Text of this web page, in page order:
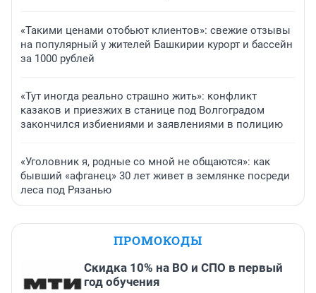
«Такими ценами отобьют клиентов»: свежие отзывы
на популярный у жителей Башкирии курорт и бассейн
за 1000 рублей
«Тут иногда реально страшно жить»: конфликт
казаков и приезжих в станице под Волгоградом
закончился избиениями и заявлениями в полицию
«Уголовник я, родные со мной не общаются»: как
бывший «афганец» 30 лет живет в землянке посреди
леса под Рязанью
ПРОМОКОДЫ
Скидка 10% на ВО и СПО в первый
год обучения